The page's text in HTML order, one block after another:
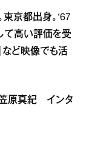
京都出身。‘67
て高い評価を受
など映像でも活
笠原真紀 インタ